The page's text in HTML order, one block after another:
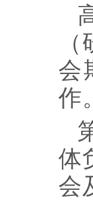
会
作。
体
会